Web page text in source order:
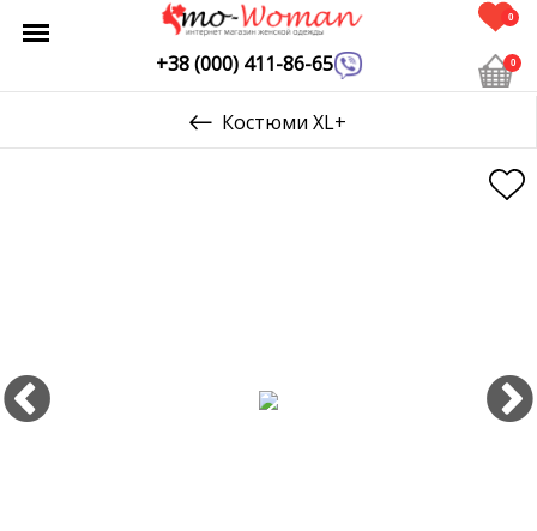
+38 (000) 411-86-65
0
0
Костюми XL+